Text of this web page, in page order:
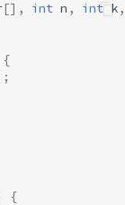
[], int n , int k,
{
{